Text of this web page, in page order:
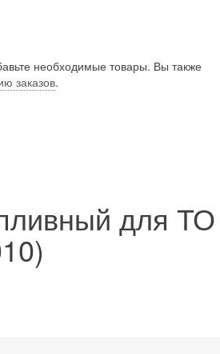
необходимые товары. Вы также
заказов.
для ТО